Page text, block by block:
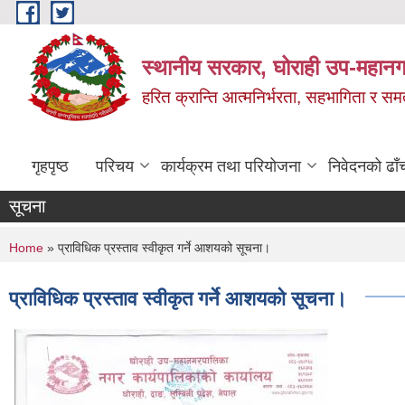
Skip to main content
स्थानीय सरकार, घोराही उप-
हरित क्रान्ति आत्मनिर्भरता, सहभागिता र
गृहपृष्ठ परिचय कार्यक्रम तथा परियोजना निवेदनको
सूचना
You are here
Home » प्राविधिक प्रस्ताव स्वीकृत गर्ने आशयको सूचना।
प्राविधिक प्रस्ताव स्वीकृत गर्ने आशयको सूचना।